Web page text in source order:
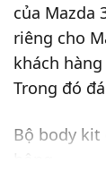
của Mazda
riêng cho
khách
Trong đó
Bộ body kit